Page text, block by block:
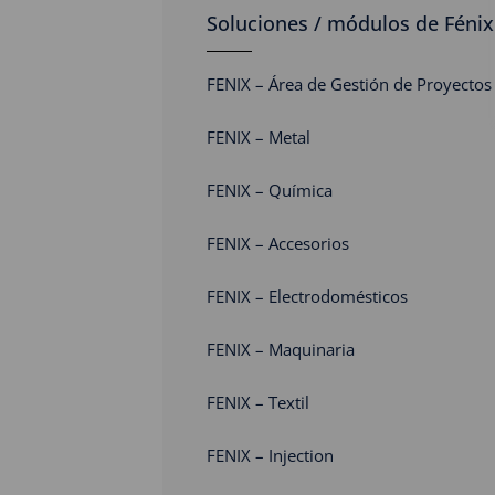
Soluciones / módulos de Fénix
FENIX – Área de Gestión de Proyectos
FENIX – Metal
FENIX – Química
FENIX – Accesorios
FENIX – Electrodomésticos
FENIX – Maquinaria
FENIX – Textil
FENIX – Injection